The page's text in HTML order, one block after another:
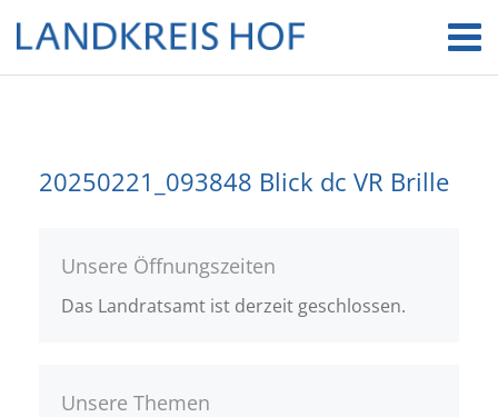
20250221_093848 Blick dc VR Brille
Unsere Öffnungszeiten
Das Landratsamt ist derzeit geschlossen.
Unsere Themen